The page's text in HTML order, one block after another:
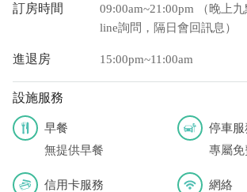
訂房時間
09:00am~21:00pm （晚上
line詢問，隔日會回訊息）
進退房 15:00pm~11:00am
設施服務
早餐
無提供早餐
停車服
專屬免
信用卡服務
網絡